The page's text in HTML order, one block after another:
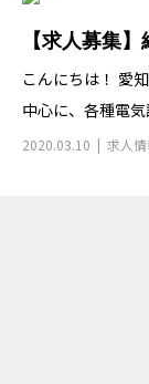
【求人募集
こんにちは！ 愛
中心に、各種電
2020.03.10 求人